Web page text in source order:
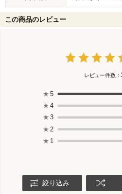
この商品のレビュー
レビュー件数：
★ 5
★ 4
★ 3
★ 2
★ 1
絞り込み